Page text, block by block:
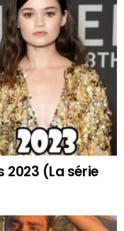
2023 (La série